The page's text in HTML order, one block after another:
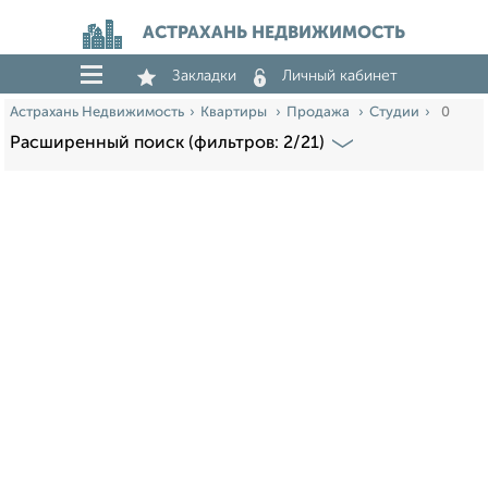
АСТРАХАНЬ НЕДВИЖИМОСТЬ
Закладки Личный кабинет
Астрахань Недвижимость Квартиры Продажа Студии 0
Расширенный поиск (фильтров: 2/21)